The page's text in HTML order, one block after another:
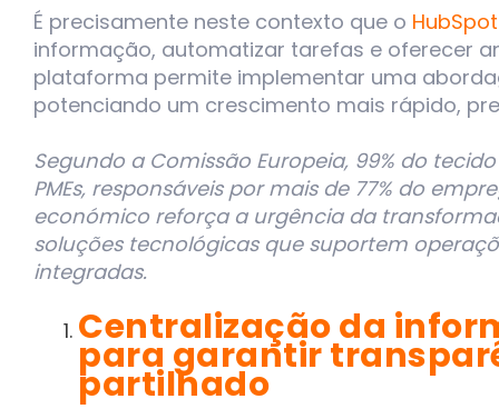
É precisamente neste contexto que o
informação, automatizar tarefas e oferecer
plataforma permite implementar uma
potenciando um crescimento mais rápido,
Segundo a Comissão Europeia, 99% do
PMEs, responsáveis por mais de 77% do
económico reforça a urgência da
soluções tecnológicas que suportem
integradas.
Centralização da
para garantir
partilhado